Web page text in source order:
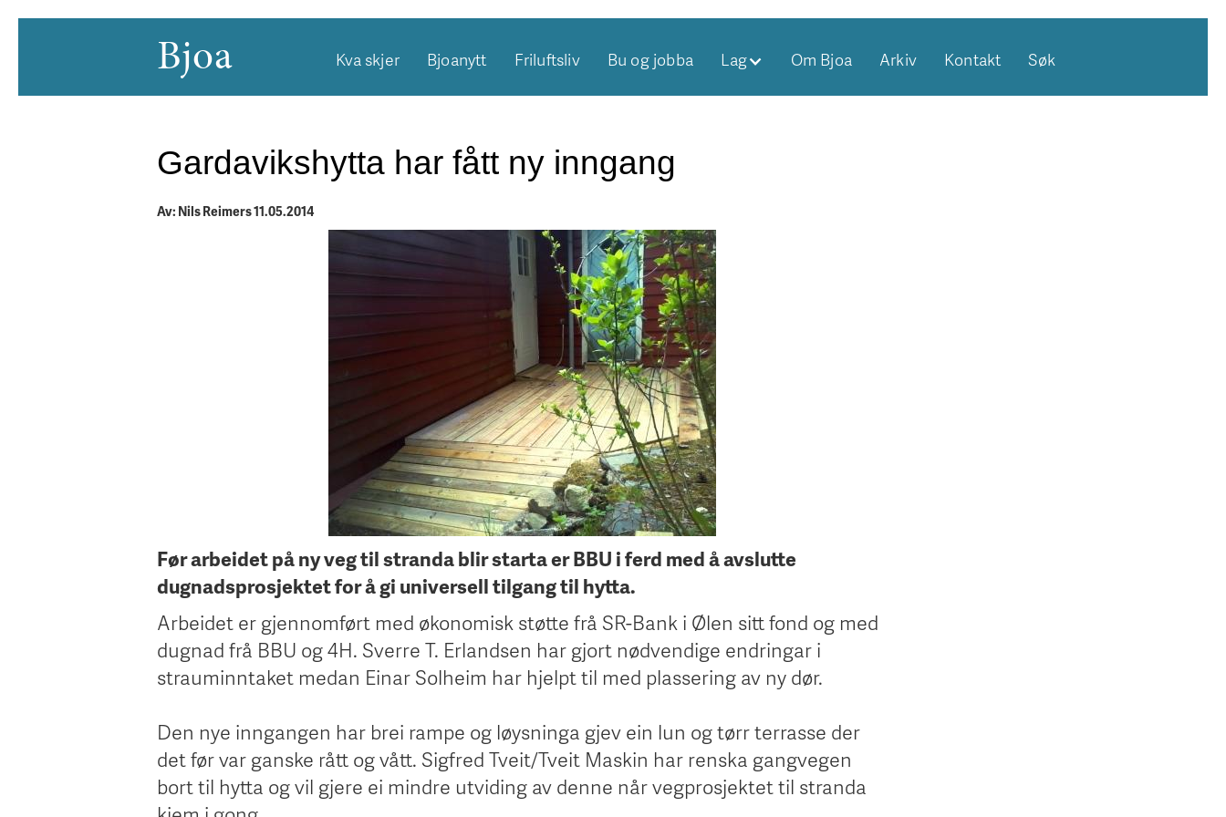
Bjoa Kva skjer Bjoanytt Friluftsliv Bu og jobba Lag Om Bjoa Arkiv Kontakt Søk
Gardavikshytta har fått ny inngang
Av: Nils Reimers 11.05.2014
Før arbeidet på ny veg til stranda blir starta er BBU i ferd med å avslutte
dugnadsprosjektet for å gi universell tilgang til hytta.
Arbeidet er gjennomført med økonomisk støtte frå SR-Bank i Ølen sitt fond og med
dugnad frå BBU og 4H. Sverre T. Erlandsen har gjort nødvendige endringar i
strauminntaket medan Einar Solheim har hjelpt til med plassering av ny dør.
Den nye inngangen har brei rampe og løysninga gjev ein lun og tørr terrasse der
det før var ganske rått og vått. Sigfred Tveit/Tveit Maskin har renska gangvegen
bort til hytta og vil gjere ei mindre utviding av denne når vegprosjektet til stranda